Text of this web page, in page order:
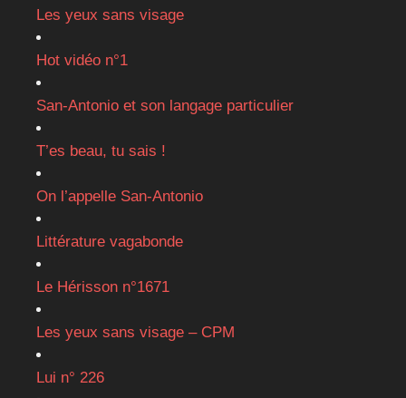
Les yeux sans visage
Hot vidéo n°1
San-Antonio et son langage particulier
T’es beau, tu sais !
On l’appelle San-Antonio
Littérature vagabonde
Le Hérisson n°1671
Les yeux sans visage – CPM
Lui n° 226